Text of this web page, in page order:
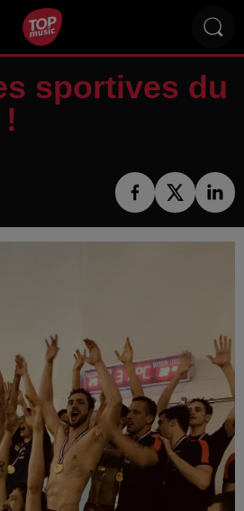
sportives du